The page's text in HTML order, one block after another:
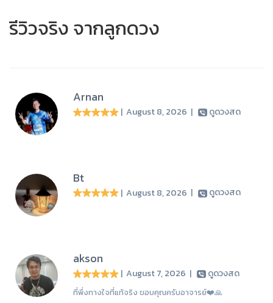
รีวิวจริง จากลูกดวง
Arnan
| August 8, 2026 | ดูดวงสด
Bt
| August 8, 2026 | ดูดวงสด
akson
| August 7, 2026 | ดูดวงสด
ที่พึ่งทางใจที่แท้จริง ขอบคุณครับอาจารย์❤️🙏